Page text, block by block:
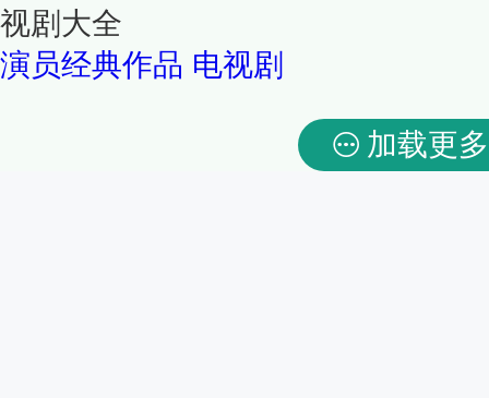
视剧大全
演员经典作品 电视剧
加载更多